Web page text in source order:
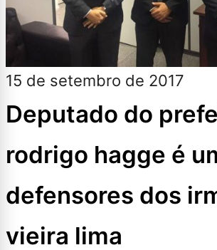
15 de setembro de 2017
Deputado do
rodrigo hagge é
defensores dos
vieira lima